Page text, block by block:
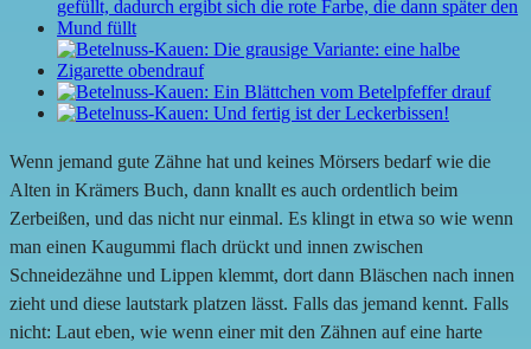
Wenn jemand gute Zähne hat und keines Mörsers bedarf wie die
Alten in Krämers Buch, dann knallt es auch ordentlich beim
Zerbeißen, und das nicht nur einmal. Es klingt in etwa so wie wenn
man einen Kaugummi flach drückt und innen zwischen
Schneidezähne und Lippen klemmt, dort dann Bläschen nach innen
zieht und diese lautstark platzen lässt. Falls das jemand kennt. Falls
nicht: Laut eben, wie wenn einer mit den Zähnen auf eine harte